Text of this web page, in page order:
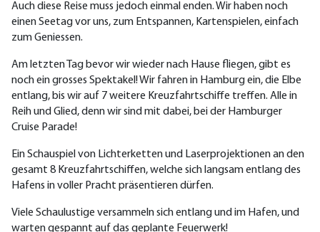
Auch diese Reise muss jedoch einmal enden. Wir haben noch
einen Seetag vor uns, zum Entspannen, Kartenspielen, einfach
zum Geniessen.
Am letzten Tag bevor wir wieder nach Hause fliegen, gibt es
noch ein grosses Spektakel! Wir fahren in Hamburg ein, die Elbe
entlang, bis wir auf 7 weitere Kreuzfahrtschiffe treffen. Alle in
Reih und Glied, denn wir sind mit dabei, bei der Hamburger
Cruise Parade!
Ein Schauspiel von Lichterketten und Laserprojektionen an den
gesamt 8 Kreuzfahrtschiffen, welche sich langsam entlang des
Hafens in voller Pracht präsentieren dürfen.
Viele Schaulustige versammeln sich entlang und im Hafen, und
warten gespannt auf das geplante Feuerwerk!